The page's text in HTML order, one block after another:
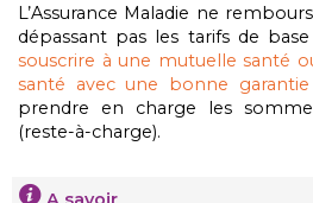
L’Assurance Maladie ne
dépassant pas les tarifs de
souscrire à une mutuelle santé
santé avec une bonne
prendre en charge les
(reste-à-charge).